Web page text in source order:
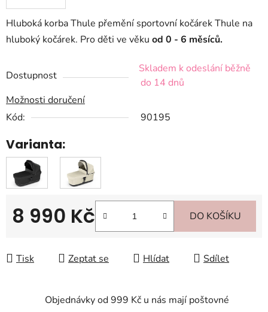
Hluboká korba Thule přemění sportovní kočárek Thule na
hluboký kočárek. Pro děti ve věku od 0 - 6 měsíců.
Dostupnost
Skladem k odeslání běžně
do 14 dnů
Možnosti doručení
Kód:
90195
Varianta:
8 990 Kč DO KOŠÍKU
Tisk Zeptat se Hlídat Sdílet
Objednávky od 999 Kč u nás mají poštovné